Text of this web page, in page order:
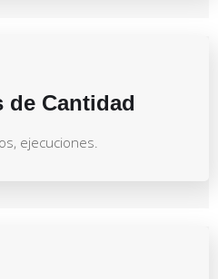
de Cantidad
ejecuciones.